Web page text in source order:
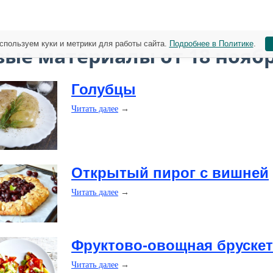
материалы от 18
Голубцы
Читать далее →
​Открытый пирог с вишней
Читать далее →
​Фруктово-овощная
Читать далее →
куки и метрики для работы сайта. Подробнее в Политике.